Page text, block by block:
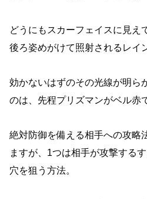
どうにもスカーフェイスに見え
後ろ姿めがけて照射されるレイ
効かないはずのその光線が明ら
のは、先程プリズマンがベル赤
絶対防御を備える相手への攻略
ますが、1つは相手が攻撃する
穴を狙う方法。